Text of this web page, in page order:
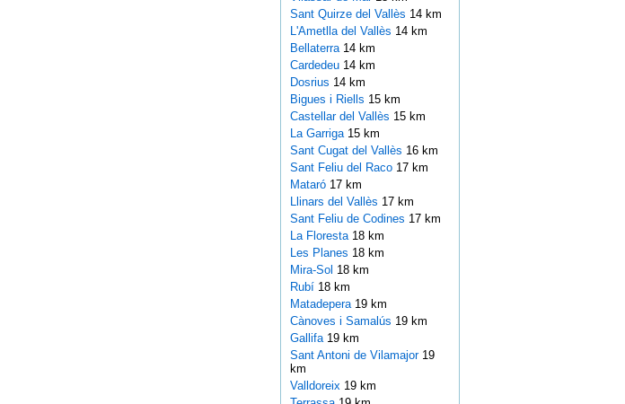
Sant Quirze del Vallès 14 km
L'Ametlla del Vallès 14 km
Bellaterra 14 km
Cardedeu 14 km
Dosrius 14 km
Bigues i Riells 15 km
Castellar del Vallès 15 km
La Garriga 15 km
Sant Cugat del Vallès 16 km
Sant Feliu del Raco 17 km
Mataró 17 km
Llinars del Vallès 17 km
Sant Feliu de Codines 17 km
La Floresta 18 km
Les Planes 18 km
Mira-Sol 18 km
Rubí 18 km
Matadepera 19 km
Cànoves i Samalús 19 km
Gallifa 19 km
Sant Antoni de Vilamajor 19
km
Valldoreix 19 km